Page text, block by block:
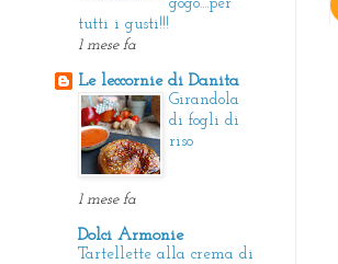
gogo....per
tutti i gusti!!!
1 mese fa
Le leccornie di Danita
Girandola
di fogli di
riso
1 mese fa
Dolci Armonie
Tartellette alla crema di